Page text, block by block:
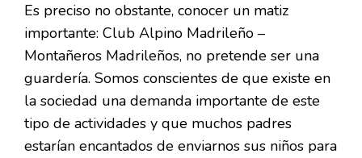
Es preciso no obstante, conocer un matiz
importante: Club Alpino Madrileño –
Montañeros Madrileños, no pretende ser una
guardería. Somos conscientes de que existe en
la sociedad una demanda importante de este
tipo de actividades y que muchos padres
estarían encantados de enviarnos sus niños para